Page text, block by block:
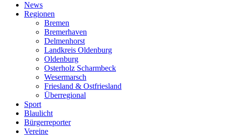
News
Regionen
Bremen
Bremerhaven
Delmenhorst
Landkreis Oldenburg
Oldenburg
Osterholz Scharmbeck
Wesermarsch
Friesland & Ostfriesland
Überregional
Sport
Blaulicht
Bürgerreporter
Vereine